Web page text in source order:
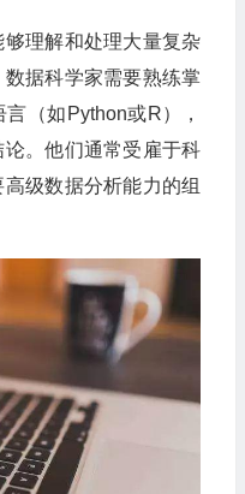
理解和处理大量复杂
据科学家需要熟练掌
（如Python或R），
。他们通常受雇于科
级数据分析能力的组